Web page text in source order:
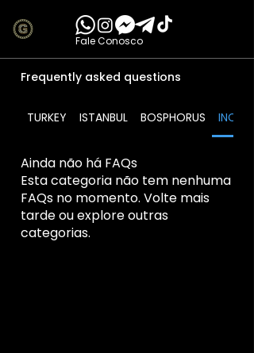
Fale Conosco
Frequently asked questions
TURKEY ISTANBUL BOSPHORUS
Ainda não há FAQs
Esta categoria não tem nenhuma
FAQs no momento. Volte mais
tarde ou explore outras
categorias.